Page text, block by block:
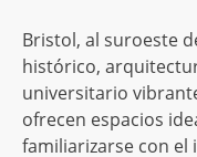
Bristol, al suroeste
histórico,
universitario
ofrecen espacios
familiarizarse con el